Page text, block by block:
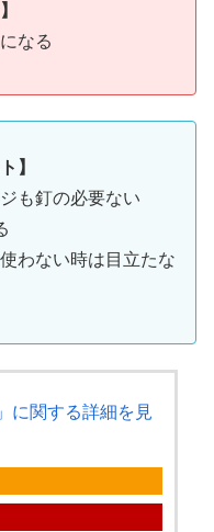
なる
】
も釘の必要ない
わない時は目立たな
に関する詳細を見